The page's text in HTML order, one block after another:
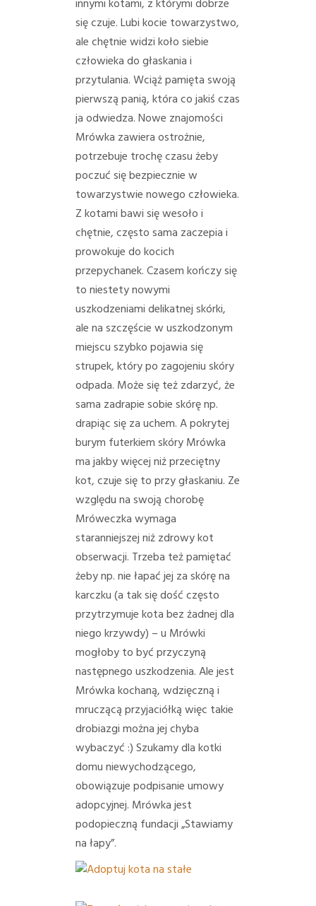
innymi kotami, z którymi dobrze
się czuje. Lubi kocie towarzystwo,
ale chętnie widzi koło siebie
człowieka do głaskania i
przytulania. Wciąż pamięta swoją
pierwszą panią, która co jakiś czas
ja odwiedza. Nowe znajomości
Mrówka zawiera ostrożnie,
potrzebuje trochę czasu żeby
poczuć się bezpiecznie w
towarzystwie nowego człowieka.
Z kotami bawi się wesoło i
chętnie, często sama zaczepia i
prowokuje do kocich
przepychanek. Czasem kończy się
to niestety nowymi
uszkodzeniami delikatnej skórki,
ale na szczęście w uszkodzonym
miejscu szybko pojawia się
strupek, który po zagojeniu skóry
odpada. Może się też zdarzyć, że
sama zadrapie sobie skórę np.
drapiąc się za uchem. A pokrytej
burym futerkiem skóry Mrówka
ma jakby więcej niż przeciętny
kot, czuje się to przy głaskaniu. Ze
względu na swoją chorobę
Mróweczka wymaga
staranniejszej niż zdrowy kot
obserwacji. Trzeba też pamiętać
żeby np. nie łapać jej za skórę na
karczku (a tak się dość często
przytrzymuje kota bez żadnej dla
niego krzywdy) – u Mrówki
mogłoby to być przyczyną
następnego uszkodzenia. Ale jest
Mrówka kochaną, wdzięczną i
mruczącą przyjaciółką więc takie
drobiazgi można jej chyba
wybaczyć :) Szukamy dla kotki
domu niewychodzącego,
obowiązuje podpisanie umowy
adopcyjnej. Mrówka jest
podopieczną fundacji „Stawiamy
na łapy”.